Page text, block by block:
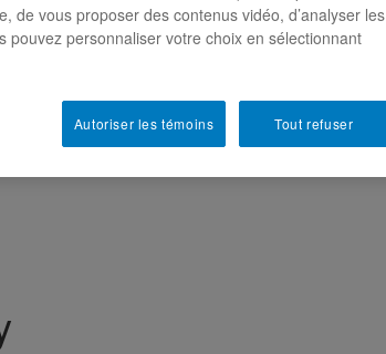
de vous proposer des contenus vidéo, d’analyser les
pouvez personnaliser votre choix en sélectionnant
Tout refuser
Autoriser les témoins